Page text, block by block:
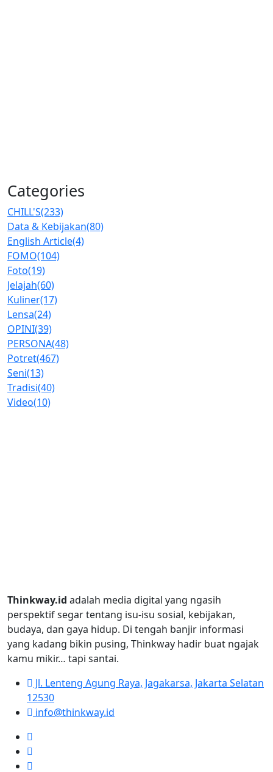
Categories
CHILL'S(233)
Data & Kebijakan(80)
English Article(4)
FOMO(104)
Foto(19)
Jelajah(60)
Kuliner(17)
Lensa(24)
OPINI(39)
PERSONA(48)
Potret(467)
Seni(13)
Tradisi(40)
Video(10)
Thinkway.id adalah media digital yang ngasih
perspektif segar tentang isu-isu sosial, kebijakan,
budaya, dan gaya hidup. Di tengah banjir informasi
yang kadang bikin pusing, Thinkway hadir buat ngajak
kamu mikir… tapi santai.
Jl. Lenteng Agung Raya, Jagakarsa, Jakarta Selatan
12530
info@thinkway.id